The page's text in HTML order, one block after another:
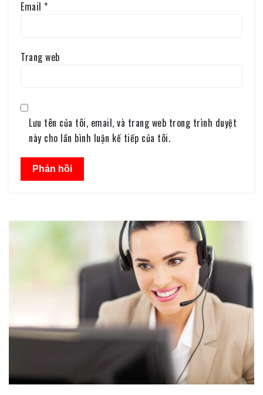
Email *
Trang web
Lưu tên của tôi, email, và trang web trong trình duyệt
này cho lần bình luận kế tiếp của tôi.